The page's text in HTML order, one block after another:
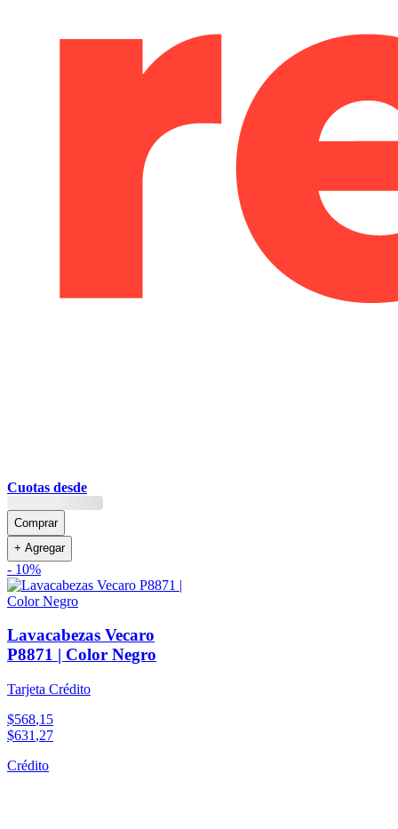
Cuotas desde
Comprar
+ Agregar
- 10%
Lavacabezas Vecaro
P8871 | Color Negro
Tarjeta Crédito
$568,15
$631 ,27
Crédito